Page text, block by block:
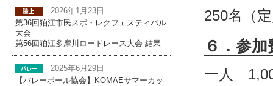
250名（
６．参加
一人
2026年1月23日
第36回狛江市民スポ・レクフェスティバル
大会
第56回狛江多摩川ロードレース大会 結果
2025年6月29日
【バレーボール協会】KOMAEサマーカッ